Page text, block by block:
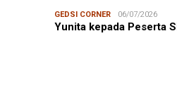
GEDSI CORNER 06/07/2026
Yunita kepada Peserta